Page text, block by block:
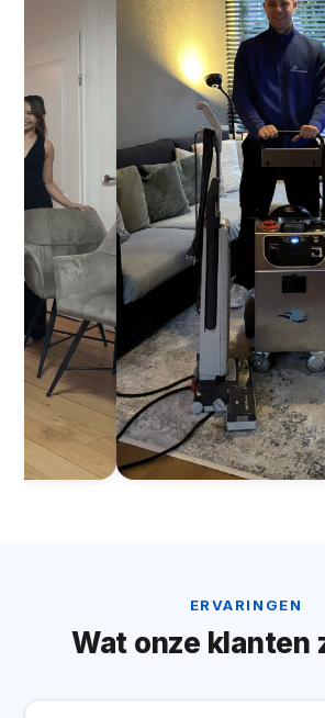
ERVARINGEN
Wat onze klanten